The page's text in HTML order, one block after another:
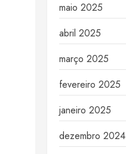
maio 2025
abril 2025
março 2025
fevereiro 2025
janeiro 2025
dezembro 2024